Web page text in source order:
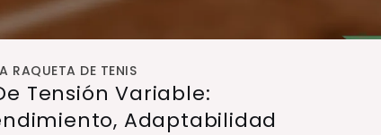
RAQUETA DE TENIS
Tensión Variable:
Adaptabilidad